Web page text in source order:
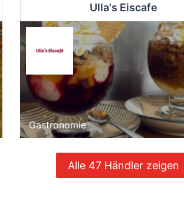
Ulla's Eiscafe
Gastronomie
Alle 47 Händler zeigen